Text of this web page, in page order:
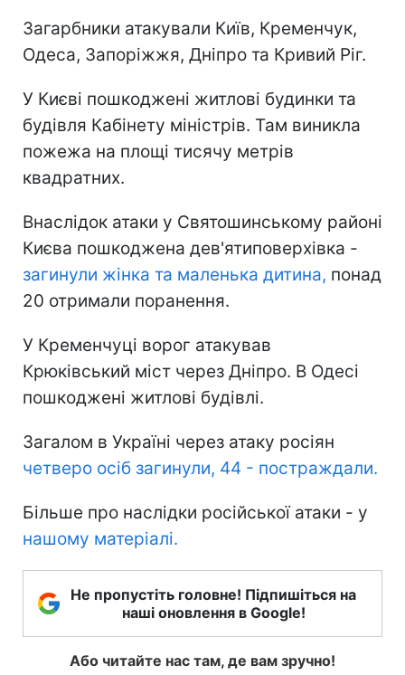
Загарбники атакували Київ, Кременчук,
Одеса, Запоріжжя, Дніпро та Кривий Ріг.
У Києві пошкоджені житлові будинки та
будівля Кабінету міністрів. Там виникла
пожежа на площі тисячу метрів
квадратних.
Внаслідок атаки у Святошинському районі
Києва пошкоджена дев'ятиповерхівка -
загинули жінка та маленька дитина, понад
20 отримали поранення.
У Кременчуці ворог атакував
Крюківський міст через Дніпро. В Одесі
пошкоджені житлові будівлі.
Загалом в Україні через атаку росіян
четверо осіб загинули, 44 - постраждали.
Більше про наслідки російської атаки - у
нашому матеріалі.
Не пропустіть головне! Підпишіться на
наші оновлення в Google!
Або читайте нас там, де вам зручно!